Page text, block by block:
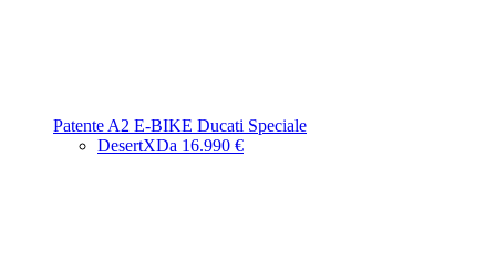
Patente A2 E-BIKE Ducati Speciale
DesertXDa 16.990 €